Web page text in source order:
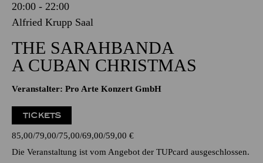
20:00 - 22:00
Alfried Krupp Saal
THE SARAHBANDA
A CUBAN CHRISTMAS
Veranstalter: Pro Arte Konzert GmbH
TICKETS
85,00 79,00 75,00 69,00 59,00 €
Die Veranstaltung ist vom Angebot der TUPcard ausgeschlossen.